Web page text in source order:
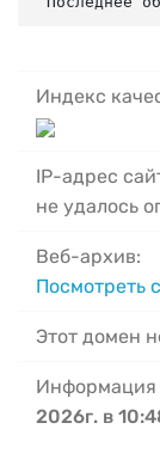
Индекс
IP-адрес
не удалось
Веб-архив:
Посмотреть
Этот домен
Информация
2026г. в